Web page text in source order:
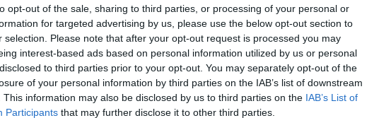
opt-out of the sale, sharing to third parties, or processing of your personal or
for targeted advertising by us, please use the below opt-out section to
selection. Please note that after your opt-out request is processed you may
interest-based ads based on personal information utilized by us or personal
to third parties prior to your opt-out. You may separately opt-out of the
of your personal information by third parties on the IAB’s list of downstream
This information may also be disclosed by us to third parties on the IAB’s List of
Participants that may further disclose it to other third parties.